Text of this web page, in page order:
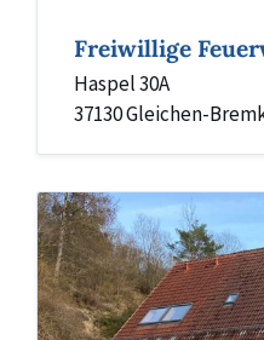
Freiwillige
Haspel 30A
37130 Gleichen-